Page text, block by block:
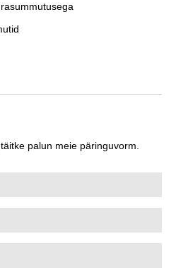
palun meie päringuvorm.